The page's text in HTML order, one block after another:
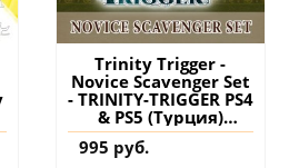
Trinity Trigger -
Novice Scavenger Set
- TRINITY-TRIGGER PS4
& PS5 (Турция)
купить дополнение
на аккаунт
995 руб.